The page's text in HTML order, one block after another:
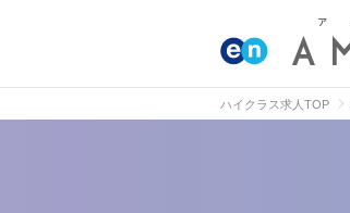
ハイクラス求人TOP